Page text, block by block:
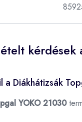
a Diákhátizsák
YOKO 21030